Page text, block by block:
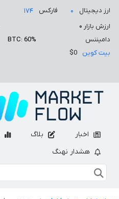
ارز دیجیتال ۰ فارکس
۱۷۴
ارزش بازار ۰
دامیننس
BTC: 60%
بیت کوین
$0
اخبار بلاگ
هشدار نهنگ